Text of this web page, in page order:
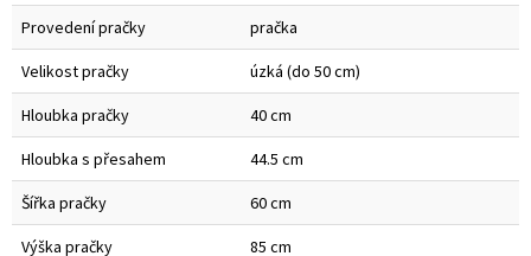
Provedení pračky pračka
Velikost pračky úzká (do 50 cm)
Hloubka pračky 40 cm
Hloubka s přesahem 44.5 cm
Šířka pračky 60 cm
Výška pračky 85 cm